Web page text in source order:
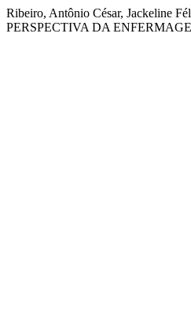
Ribeiro, Antônio César, Jackeline
PERSPECTIVA DA